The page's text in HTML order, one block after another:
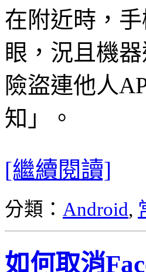
在附近時，
眼，況且機
險盜連他人
知」。
[繼續閱讀]
分類： Android,
如何取消